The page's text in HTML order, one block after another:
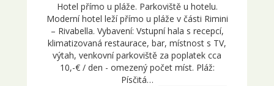
Hotel přímo u pláže. Parkoviště u hotelu.
Moderní hotel leží přímo u pláže v části Rimini
– Rivabella. Vybavení: Vstupní hala s recepcí,
klimatizovaná restaurace, bar, místnost s TV,
výtah, venkovní parkoviště za poplatek cca
10,-€ / den - omezený počet míst. Pláž:
Písčitá…